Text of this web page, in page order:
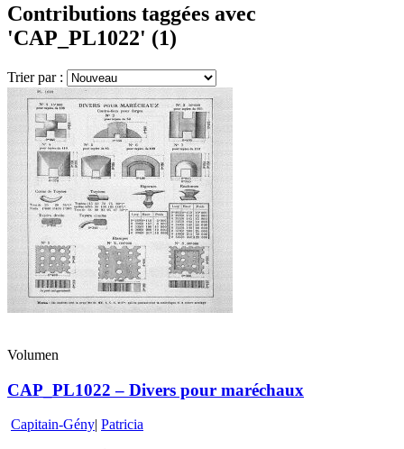
Contributions taggées avec
'CAP_PL1022' (1)
Trier par :
Volumen
CAP_PL1022 – Divers pour maréchaux
Capitain-Gény| Patricia